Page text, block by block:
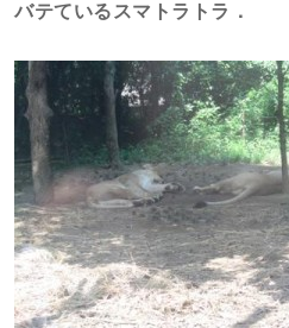
バテているスマトラトラ．